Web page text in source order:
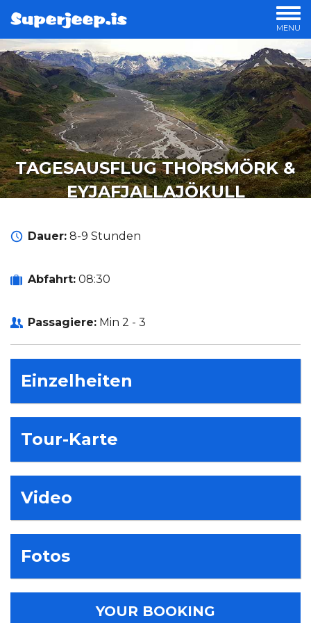
MENU
UNSERE TOUREN
UNSERE GELÄNDEWAGEN
INDIVIDUELLE TOUREN
TAGESAUSFLUG THORSMÖRK &
EYJAFJALLAJÖKULL
Dauer: 8-9 Stunden
Abfahrt: 08:30
Passagiere: Min 2 - 3
Einzelheiten
Tour-Karte
Video
Fotos
YOUR BOOKING